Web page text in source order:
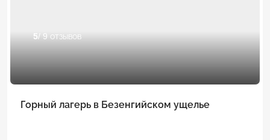
5/ 9 отзывов
Горный лагерь в Безенгийском ущелье